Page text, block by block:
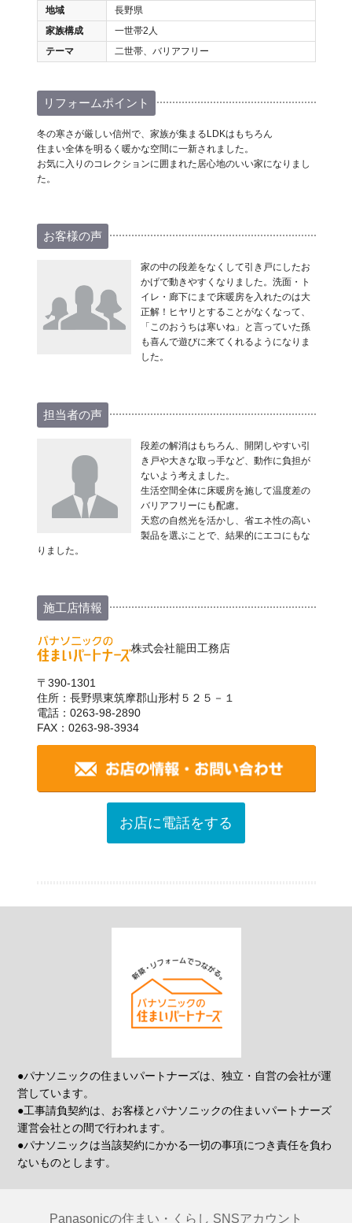
地域
長野県
家族構成
一世帯2人
テーマ
二世帯、バリアフリー
リフォームポイント
冬の寒さが厳しい信州で、家族が集まるLDKはもちろん
住まい全体を明るく暖かな空間に一新されました。
お気に入りのコレクションに囲まれた居心地のいい家になりまし
た。
お客様の声
家の中の段差をなくして引き戸にしたお
かげで動きやすくなりました。洗面・ト
イレ・廊下にまで床暖房を入れたのは大
正解！ヒヤリとすることがなくなって、
「このおうちは寒いね」と言っていた孫
も喜んで遊びに来てくれるようになりま
した。
担当者の声
段差の解消はもちろん、開閉しやすい引
き戸や大きな取っ手など、動作に負担が
ないよう考えました。
生活空間全体に床暖房を施して温度差の
バリアフリーにも配慮。
天窓の自然光を活かし、省エネ性の高い
製品を選ぶことで、結果的にエコにもな
りました。
施工店情報
株式会社籠田工務店
〒390-1301
住所：長野県東筑摩郡山形村５２５－１
電話：0263-98-2890
FAX：0263-98-3934
お店に電話をする
●パナソニックの住まいパートナーズは、独立・自営の会社が運
営しています。
●工事請負契約は、お客様とパナソニックの住まいパートナーズ
運営会社との間で行われます。
●パナソニックは当該契約にかかる一切の事項につき責任を負わ
ないものとします。
Panasonicの住まい・くらし SNSアカウント